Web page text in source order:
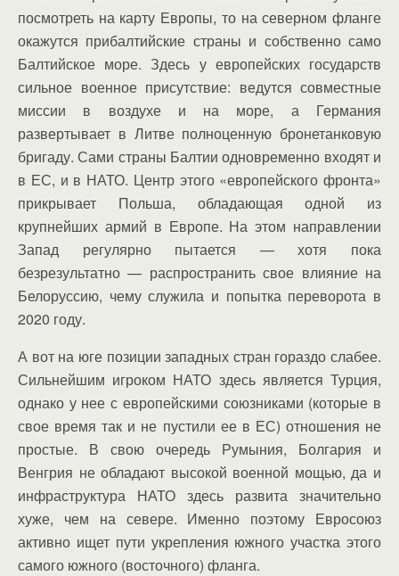
посмотреть на карту Европы, то на северном фланге
окажутся прибалтийские страны и собственно само
Балтийское море. Здесь у европейских государств
сильное военное присутствие: ведутся совместные
миссии в воздухе и на море, а Германия
развертывает в Литве полноценную бронетанковую
бригаду. Сами страны Балтии одновременно входят и
в ЕС, и в НАТО. Центр этого «европейского фронта»
прикрывает Польша, обладающая одной из
крупнейших армий в Европе. На этом направлении
Запад регулярно пытается — хотя пока
безрезультатно — распространить свое влияние на
Белоруссию, чему служила и попытка переворота в
2020 году.
А вот на юге позиции западных стран гораздо слабее.
Сильнейшим игроком НАТО здесь является Турция,
однако у нее с европейскими союзниками (которые в
свое время так и не пустили ее в ЕС) отношения не
простые. В свою очередь Румыния, Болгария и
Венгрия не обладают высокой военной мощью, да и
инфраструктура НАТО здесь развита значительно
хуже, чем на севере. Именно поэтому Евросоюз
активно ищет пути укрепления южного участка этого
самого южного (восточного) фланга.